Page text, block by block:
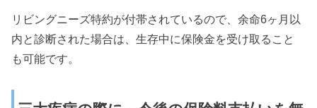
リビングニーズ特約が付帯されているので、余命6ヶ月以
内と診断された場合は、生存中に保険金を受け取ること
も可能です。